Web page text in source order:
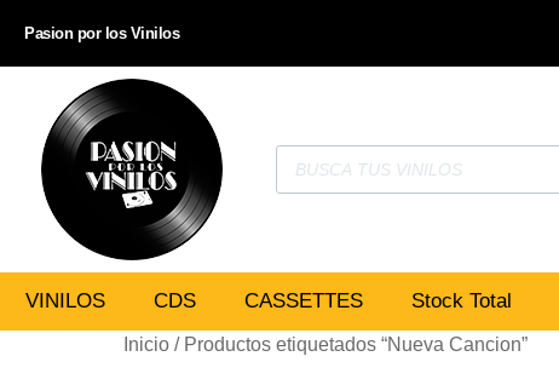
Pasion por los Vinilos
VINILOS CDS CASSETTES Stock Total
Inicio / Productos etiquetados “Nueva Cancion”